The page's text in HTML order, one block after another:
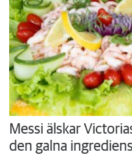
Messi älskar
den galna